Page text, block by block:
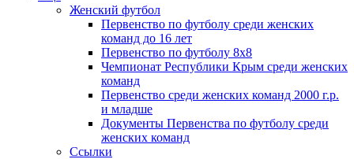
Женский футбол
Первенство по футболу среди женских
команд до 16 лет
Первенство по футболу 8х8
Чемпионат Республики Крым среди женских
команд
Первенство среди женских команд 2000 г.р.
и младше
Документы Первенства по футболу среди
женских команд
Ссылки